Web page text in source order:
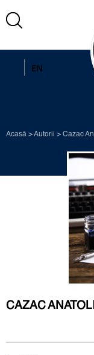
EN
Acasă >Autorii > Cazac
CAZAC